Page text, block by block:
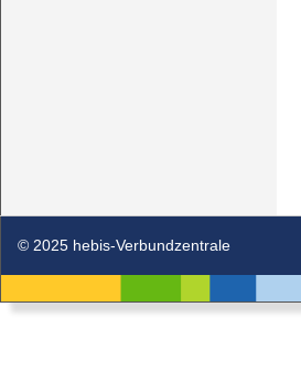
© 2025 hebis-Verbundzentrale